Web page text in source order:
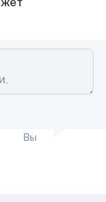
Вы